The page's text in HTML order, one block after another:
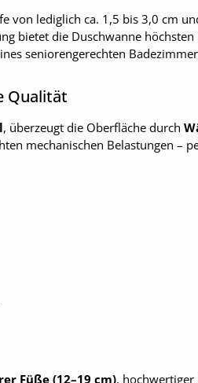
von lediglich ca. 1,5 bis 3,0 cm
bietet die Duschwanne
seniorengerechten
Qualität
, überzeugt die Oberfläche durch
mechanischen Belastungen –
Füße (12–19 cm), hochwertiger